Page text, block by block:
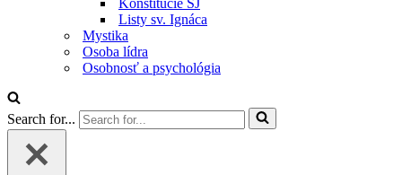
Konštitúcie SJ
Listy sv. Ignáca
Mystika
Osoba lídra
Osobnosť a psychológia
Search for...